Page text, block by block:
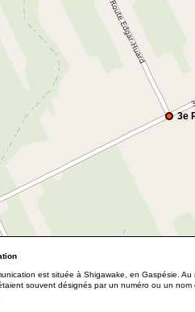
3e
est située à Shigawake, en Gaspésie.
souvent désignés par un numéro ou un